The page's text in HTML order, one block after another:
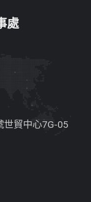
處
世貿中心7G-05